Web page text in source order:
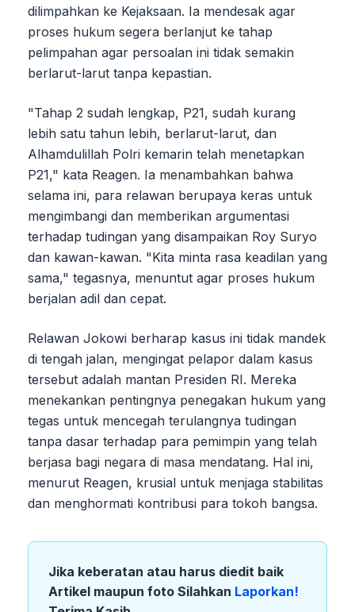
dilimpahkan ke Kejaksaan. Ia mendesak agar
proses hukum segera berlanjut ke tahap
pelimpahan agar persoalan ini tidak semakin
berlarut-larut tanpa kepastian.
"Tahap 2 sudah lengkap, P21, sudah kurang
lebih satu tahun lebih, berlarut-larut, dan
Alhamdulillah Polri kemarin telah menetapkan
P21," kata Reagen. Ia menambahkan bahwa
selama ini, para relawan berupaya keras untuk
mengimbangi dan memberikan argumentasi
terhadap tudingan yang disampaikan Roy Suryo
dan kawan-kawan. "Kita minta rasa keadilan yang
sama," tegasnya, menuntut agar proses hukum
berjalan adil dan cepat.
Relawan Jokowi berharap kasus ini tidak mandek
di tengah jalan, mengingat pelapor dalam kasus
tersebut adalah mantan Presiden RI. Mereka
menekankan pentingnya penegakan hukum yang
tegas untuk mencegah terulangnya tudingan
tanpa dasar terhadap para pemimpin yang telah
berjasa bagi negara di masa mendatang. Hal ini,
menurut Reagen, krusial untuk menjaga stabilitas
dan menghormati kontribusi para tokoh bangsa.
Jika keberatan atau harus diedit baik
Artikel maupun foto Silahkan Laporkan!